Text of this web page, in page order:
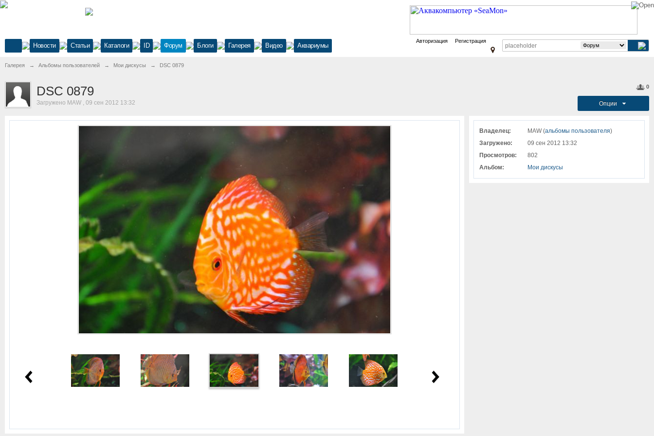
Новости Статьи Каталоги ID Форум Блоги Галерея Видео Аквариумы
Авторизация Регистрация
Галерея → Альбомы пользователей → Мои дискусы → DSC 0879
0
Опции
DSC 0879
Загружено MAW , 09 сен 2012 13:32
Владелец: MAW (альбомы пользователя)
Загружено:
09 сен 2012 13:32
Просмотров:
802
Альбом:
Мои дискусы